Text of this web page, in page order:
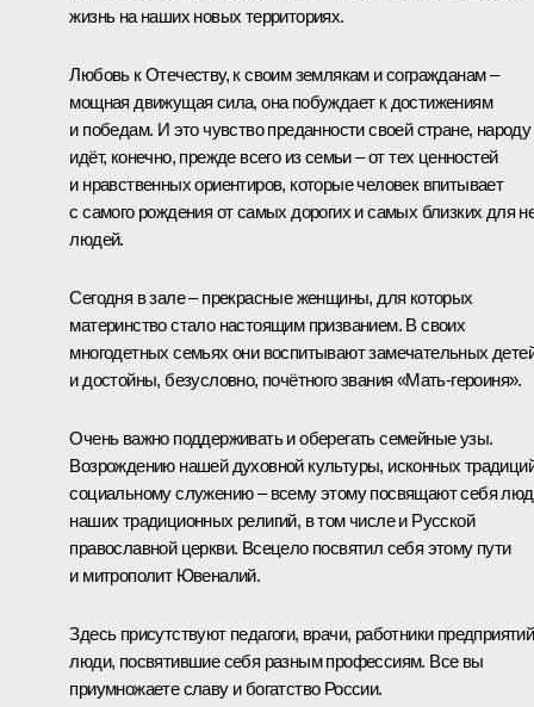
жизнь на наших новых территориях.
Любовь к Отечеству, к своим землякам и согражданам –
мощная движущая сила, она побуждает к достижениям
и победам. И это чувство преданности своей стране, народу
идёт, конечно, прежде всего из семьи – от тех ценностей
и нравственных ориентиров, которые человек впитывает
с самого рождения от самых дорогих и самых близких для
людей.
Сегодня в зале – прекрасные женщины, для которых
материнство стало настоящим призванием. В своих
многодетных семьях они воспитывают замечательных
и достойны, безусловно, почётного звания «Мать-героиня».
Очень важно поддерживать и оберегать семейные узы.
Возрождению нашей духовной культуры, исконных
социальному служению – всему этому посвящают себя
наших традиционных религий, в том числе и Русской
православной церкви. Всецело посвятил себя этому пути
и митрополит Ювеналий.
Здесь присутствуют педагоги, врачи, работники
люди, посвятившие себя разным профессиям. Все вы
приумножаете славу и богатство России.